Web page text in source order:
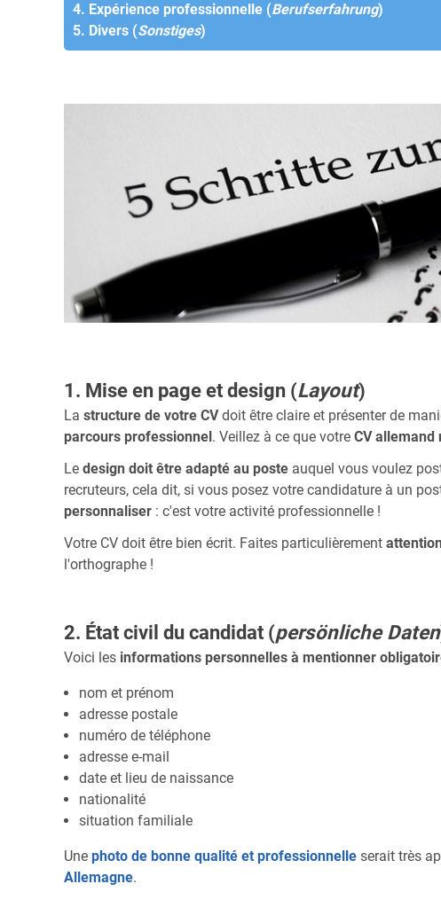
4. Expérience professionnelle (Berufserfahrung)
5. Divers (Sonstiges)
1. Mise en page et design (Layout)
La structure de votre CVdoit être claire et présenter de
parcours professionnel . Veillez à ce que votre CV allemand
Le design doit être adapté au poste auquel vous voulez
recruteurs, cela dit, si vous posez votre candidature à un
personnaliser : c'est votre activité professionnelle !
Votre CV doit être bien écrit. Faites particulièrement
l'orthographe !
2. État civil du candidat (persönliche Daten
Voici les informations personnelles à mentionner
nom et prénom
adresse postale
numéro de téléphone
adresse e-mail
date et lieu de naissance
nationalité
situation familiale
Une photo de bonne qualité et professionnelle serait très
Allemagne.